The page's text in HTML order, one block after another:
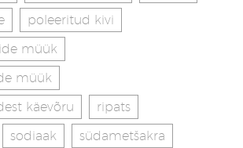
poleeritud kivi
müük
müük
käevõru
ripats
sodiaak
südametšakra